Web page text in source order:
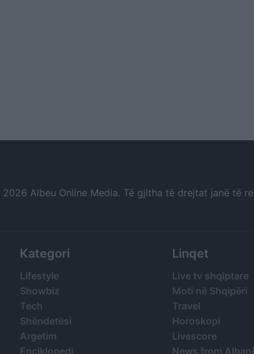
2026 Albeu Online Media. Të gjitha të drejtat janë të
Kategori
Lifestyle
Showbiz
Tech
Shëndetësi
Argetim
Enciklopedi
Linqet
Live tv shqiptare
Moti në Shqipëri
Travel
Horoskopi
Livescore
News from